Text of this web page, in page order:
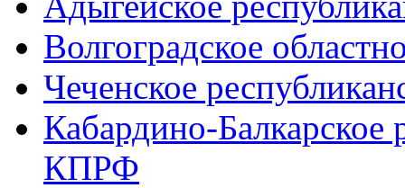
Волгоградское
Чеченское
Кабардино-Балкарское
КПРФ